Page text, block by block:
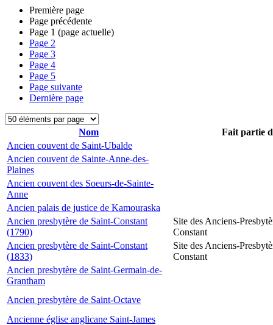
Première page
Page précédente
Page 1 (page actuelle)
Page 2
Page 3
Page 4
Page 5
Page suivante
Dernière page
Nom
Fait partie
Ancien couvent de Saint-Ubalde
Ancien couvent de Sainte-Anne-des-
Plaines
Ancien couvent des Soeurs-de-Sainte-
Anne
Ancien palais de justice de Kamouraska
Ancien presbytère de Saint-Constant
(1790)
Site des Anciens-
Constant
Ancien presbytère de Saint-Constant
(1833)
Site des Anciens-
Constant
Ancien presbytère de Saint-Germain-de-
Grantham
Ancien presbytère de Saint-Octave
Ancienne église anglicane Saint-James